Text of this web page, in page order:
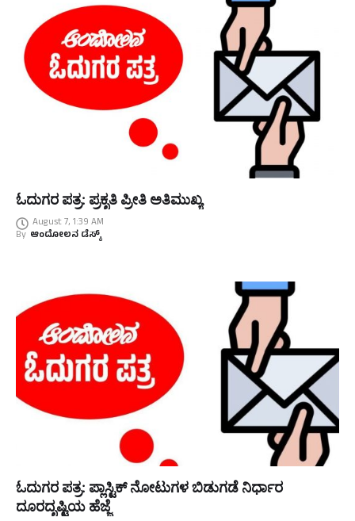
ಓದುಗರ ಪತ್ರ: ಪ್ರಕೃತಿ ಪ್ರೀತಿ ಅತಿಮುಖ್ಯ
August 7, 1:39 AM
By ಆಂದೋಲನ ಡೆಸ್ಕ್
ಓದುಗರ ಪತ್ರ: ಪ್ಲಾಸ್ಟಿಕ್ ನೋಟುಗಳ ಬಿಡುಗಡೆ ನಿರ್ಧಾರ
ದೂರದೃಷ್ಟಿಯ ಹೆಜ್ಜೆ